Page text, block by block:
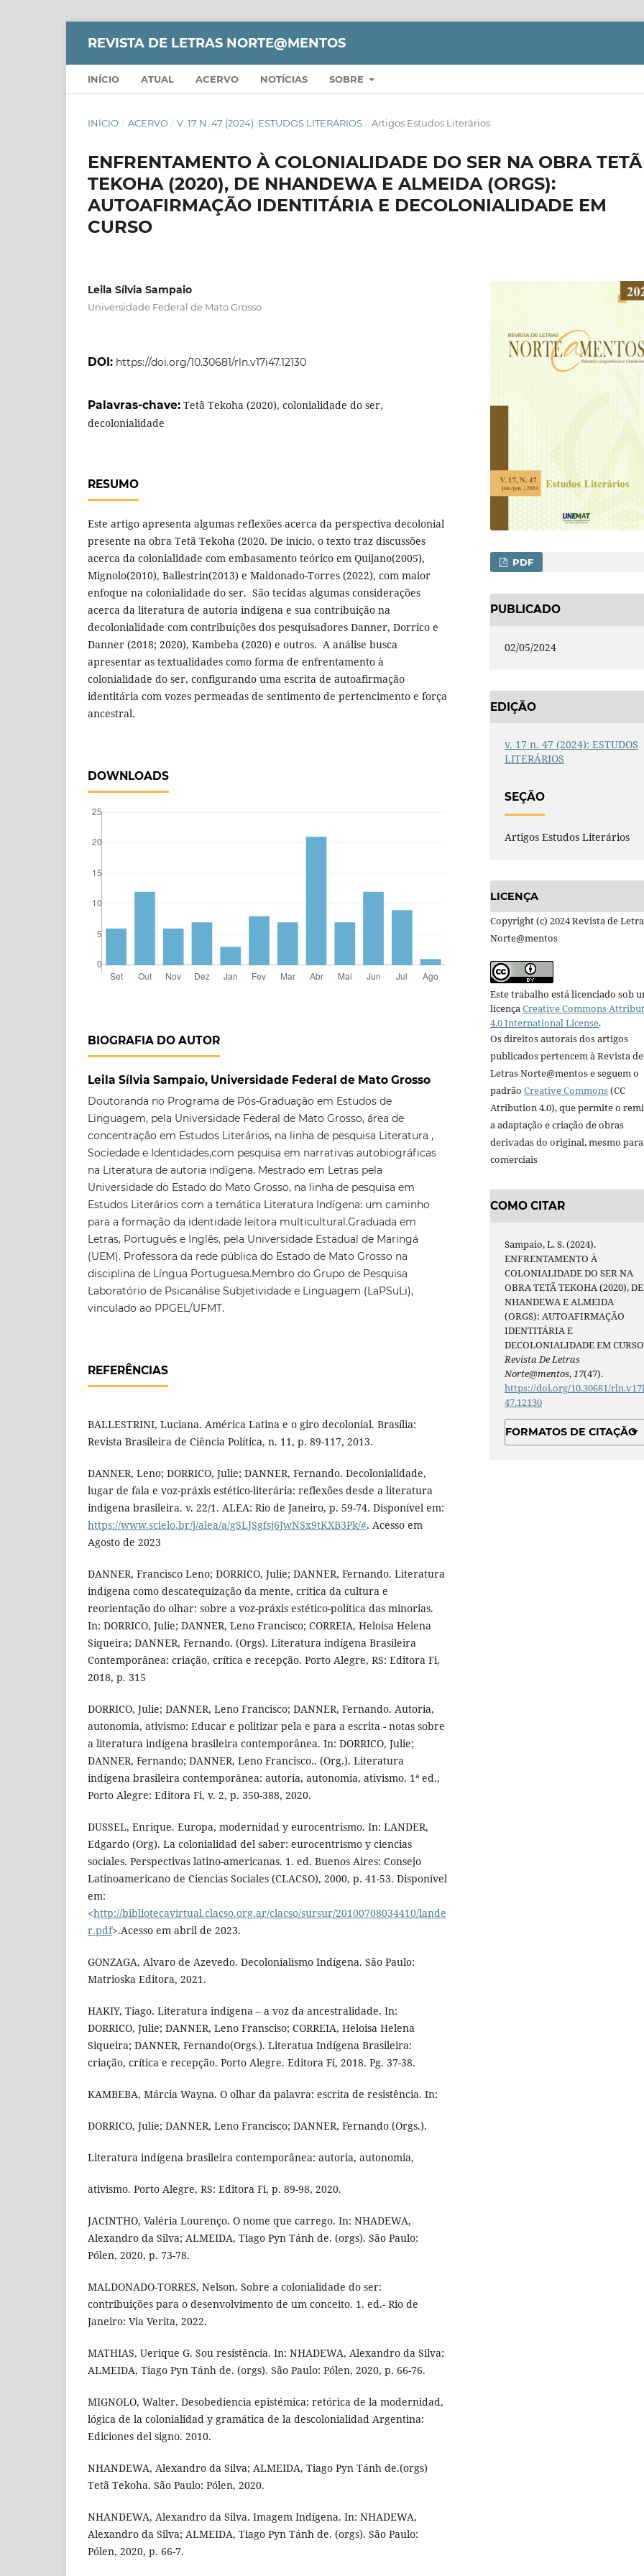
REVISTA DE LETRAS NORTE@MENTOS
INÍCIO ATUAL ACERVO NOTÍCIAS SOBRE
INÍCIO / ACERVO / V. 17 N. 47 (2024): ESTUDOS LITERÁRIOS / Artigos Estudos Literários
ENFRENTAMENTO À COLONIALIDADE DO SER NA OBRA TETÃ
TEKOHA (2020), DE NHANDEWA E ALMEIDA (ORGS):
AUTOAFIRMAÇÃO IDENTITÁRIA E DECOLONIALIDADE EM
CURSO
Leila Sílvia Sampaio
Universidade Federal de Mato Grosso
DOI: https://doi.org/10.30681/rln.v17i47.12130
Palavras-chave: Tetã Tekoha (2020), colonialidade do ser,
decolonialidade
RESUMO
Este artigo apresenta algumas reflexões acerca da perspectiva decolonial
presente na obra Tetã Tekoha (2020. De início, o texto traz discussões
acerca da colonialidade com embasamento teórico em Quijano(2005),
Mignolo(2010), Ballestrin(2013) e Maldonado-Torres (2022), com maior
enfoque na colonialidade do ser. São tecidas algumas considerações
acerca da literatura de autoria indígena e sua contribuição na
decolonialidade com contribuições dos pesquisadores Danner, Dorrico e
Danner (2018; 2020), Kambeba (2020) e outros. A análise busca
apresentar as textualidades como forma de enfrentamento à
colonialidade do ser, configurando uma escrita de autoafirmação
identitária com vozes permeadas de sentimento de pertencimento e força
ancestral.
DOWNLOADS
BIOGRAFIA DO AUTOR
Leila Sílvia Sampaio, Universidade Federal de Mato Grosso
Doutoranda no Programa de Pós-Graduação em Estudos de
Linguagem, pela Universidade Federal de Mato Grosso, área de
concentração em Estudos Literários, na linha de pesquisa Literatura ,
Sociedade e Identidades,com pesquisa em narrativas autobiográficas
na Literatura de autoria indígena. Mestrado em Letras pela
Universidade do Estado do Mato Grosso, na linha de pesquisa em
Estudos Literários com a temática Literatura Indígena: um caminho
para a formação da identidade leitora multicultural.Graduada em
Letras, Português e Inglês, pela Universidade Estadual de Maringá
(UEM). Professora da rede pública do Estado de Mato Grosso na
disciplina de Língua Portuguesa.Membro do Grupo de Pesquisa
Laboratório de Psicanálise Subjetividade e Linguagem (LaPSuLi),
vinculado ao PPGEL/UFMT.
REFERÊNCIAS
BALLESTRINI, Luciana. América Latina e o giro decolonial. Brasília:
Revista Brasileira de Ciência Política, n. 11, p. 89-117, 2013.
DANNER, Leno; DORRICO, Julie; DANNER, Fernando. Decolonialidade,
lugar de fala e voz-práxis estético-literária: reflexões desde a literatura
indígena brasileira. v. 22/1. ALEA: Rio de Janeiro, p. 59-74. Disponível em:
https://www.scielo.br/j/alea/a/gSLJSgfsj6JwNSx9tKXB3Pk/#. Acesso em
Agosto de 2023
DANNER, Francisco Leno; DORRICO, Julie; DANNER, Fernando. Literatura
indígena como descatequização da mente, crítica da cultura e
reorientação do olhar: sobre a voz-práxis estético-política das minorias.
In: DORRICO, Julie; DANNER, Leno Francisco; CORREIA, Heloisa Helena
Siqueira; DANNER, Fernando. (Orgs). Literatura indígena Brasileira
Contemporânea: criação, crítica e recepção. Porto Alegre, RS: Editora Fi,
2018, p. 315
DORRICO, Julie; DANNER, Leno Francisco; DANNER, Fernando. Autoria,
autonomia, ativismo: Educar e politizar pela e para a escrita - notas sobre
a literatura indígena brasileira contemporânea. In: DORRICO, Julie;
DANNER, Fernando; DANNER, Leno Francisco.. (Org.). Literatura
indígena brasileira contemporânea: autoria, autonomia, ativismo. 1ª ed.,
Porto Alegre: Editora Fi, v. 2, p. 350-388, 2020.
DUSSEL, Enrique. Europa, modernidad y eurocentrismo. In: LANDER,
Edgardo (Org). La colonialidad del saber: eurocentrismo y ciencias
sociales. Perspectivas latino-americanas. 1. ed. Buenos Aires: Consejo
Latinoamericano de Ciencias Sociales (CLACSO), 2000, p. 41-53. Disponível
em:
<http://bibliotecavirtual.clacso.org.ar/clacso/sursur/20100708034410/lande
r.pdf>.Acesso em abril de 2023.
GONZAGA, Alvaro de Azevedo. Decolonialismo Indígena. São Paulo:
Matrioska Editora, 2021.
HAKIY, Tiago. Literatura indígena – a voz da ancestralidade. In:
DORRICO, Julie; DANNER, Leno Fransciso; CORREIA, Heloisa Helena
Siqueira; DANNER, Fernando(Orgs.). Literatua Indígena Brasileira:
criação, crítica e recepção. Porto Alegre. Editora Fi, 2018. Pg. 37-38.
KAMBEBA, Márcia Wayna. O olhar da palavra: escrita de resistência. In:
DORRICO, Julie; DANNER, Leno Francisco; DANNER, Fernando (Orgs.).
Literatura indígena brasileira contemporânea: autoria, autonomia,
ativismo. Porto Alegre, RS: Editora Fi, p. 89-98, 2020.
JACINTHO, Valéria Lourenço. O nome que carrego. In: NHADEWA,
Alexandro da Silva; ALMEIDA, Tiago Pyn Tánh de. (orgs). São Paulo:
Pólen, 2020, p. 73-78.
MALDONADO-TORRES, Nelson. Sobre a colonialidade do ser:
contribuições para o desenvolvimento de um conceito. 1. ed.- Rio de
Janeiro: Via Verita, 2022.
MATHIAS, Uerique G. Sou resistência. In: NHADEWA, Alexandro da Silva;
ALMEIDA, Tiago Pyn Tánh de. (orgs). São Paulo: Pólen, 2020, p. 66-76.
MIGNOLO, Walter. Desobediencia epistémica: retórica de la modernidad,
lógica de la colonialidad y gramática de la descolonialidad Argentina:
Ediciones del signo. 2010.
NHANDEWA, Alexandro da Silva; ALMEIDA, Tiago Pyn Tánh de.(orgs)
Tetã Tekoha. São Paulo: Pólen, 2020.
NHANDEWA, Alexandro da Silva. Imagem Indígena. In: NHADEWA,
Alexandro da Silva; ALMEIDA, Tiago Pyn Tánh de. (orgs). São Paulo:
Pólen, 2020, p. 66-7.
PDF
PUBLICADO
02/05/2024
EDIÇÃO
v. 17 n. 47 (2024): ESTUDOS
LITERÁRIOS
SEÇÃO
Artigos Estudos Literários
LICENÇA
Copyright (c) 2024 Revista de
Norte@mentos
Este trabalho está licenciado sob
licençaCreative Commons
4.0 International License.
Os direitos autorais dos artigos
publicados pertencem à Revista de
Letras Norte@mentos e seguem o
padrão Creative Commons(CC
Atribution 4.0), que permite o
a adaptação e criação de obras
derivadas do original, mesmo
comerciais
COMO CITAR
Sampaio, L. S. (2024).
ENFRENTAMENTO À
COLONIALIDADE DO SER NA
OBRA TETÃ TEKOHA (2020), DE
NHANDEWA E ALMEIDA
(ORGS): AUTOAFIRMAÇÃO
IDENTITÁRIA E
DECOLONIALIDADE EM
Revista De Letras
Norte@mentos, 17(47).
https://doi.org/10.30681/
47.12130
FORMATOS DE CITAÇÃO